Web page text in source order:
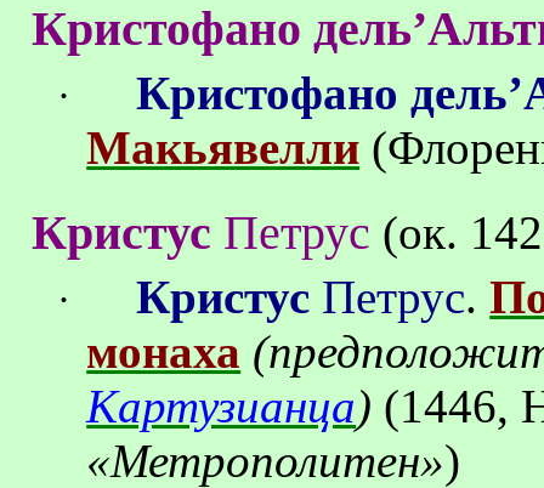
Кристофано дель’
· Кристофано
Макьявелли (
Кристус Петрус (ок.
· Кристус Петрус.
монаха
Картузианца) (1446,
«Метрополитен»)